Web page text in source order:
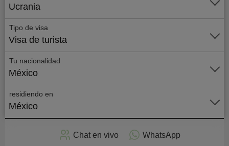
Ucrania
Tipo de visa
Visa de turista
Tu nacionalidad
México
residiendo en
México
Chat en vivo WhatsApp